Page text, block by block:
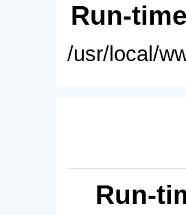
Run-
/usr/local/
Run-